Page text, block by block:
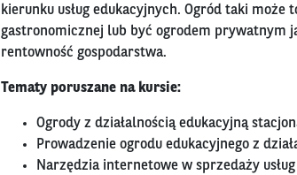
kierunku usług edukacyjnych. Ogród taki
gastronomicznej lub być ogrodem prywatnym
rentowność gospodarstwa.
Tematy poruszane na kursie:
Ogrody z działalnością edukacyjną
Prowadzenie ogrodu edukacyjnego z
Narzędzia internetowe w sprzedaży